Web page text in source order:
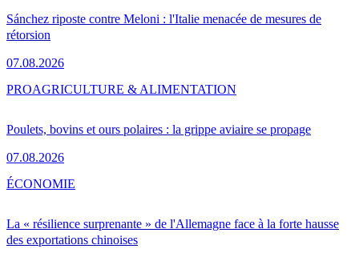
Sánchez riposte contre Meloni : l'Italie menacée de mesures de
rétorsion
07.08.2026
Poulets, bovins et ours polaires : la grippe aviaire se propage
07.08.2026
PROAGRICULTURE & ALIMENTATION
La « résilience surprenante » de l'Allemagne face à la forte hausse
des exportations chinoises
ÉCONOMIE